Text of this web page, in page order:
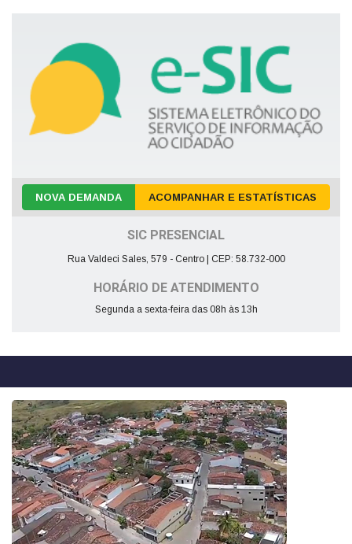
NOVA DEMANDA ACOMPANHAR E ESTATÍSTICAS
SIC PRESENCIAL
Rua Valdeci Sales, 579 - Centro | CEP: 58.732-000
HORÁRIO DE ATENDIMENTO
Segunda a sexta-feira das 08h às 13h